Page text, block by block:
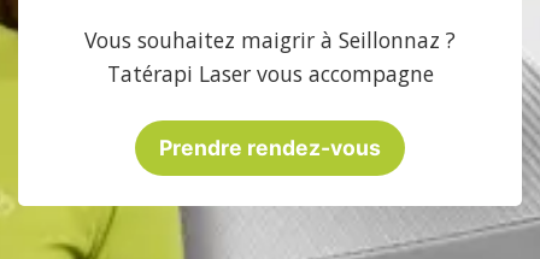
Vous souhaitez maigrir à Seillonnaz ?
Tatérapi Laser vous accompagne
Prendre rendez-vous